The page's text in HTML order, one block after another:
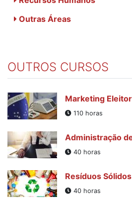
Outras Áreas
OUTROS CURSOS
Marketing
110 horas
Administração
40 horas
Resíduos
40 horas